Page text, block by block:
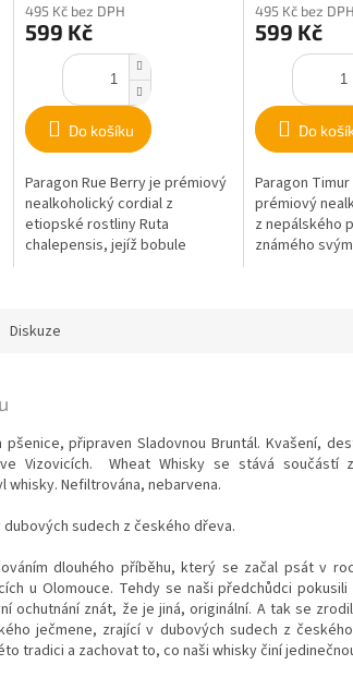
495 Kč bez DPH
599 Kč
Do košíku
Paragon Rue Berry je prémiový
nealkoholický cordial z
etiopské rostliny Ruta
chalepensis, jejíž bobule
495 Kč bez DPH
599 Kč
Do
Paragon
prémiový
z nepálského
známého
Diskuze
připraven Sladovnou Bruntál. Kvašení,
Vizovicích. Wheat Whisky se stává součástí
whisky. Nefiltrována, nebarvena.
sudech z českého dřeva.
dlouhého příběhu, který se začal psát v
u Olomouce. Tehdy se naši předchůdci
ochutnání znát, že je jiná, originální. A tak se
ječmene, zrající v dubových sudech z
tradici a zachovat to, co naši whisky činí